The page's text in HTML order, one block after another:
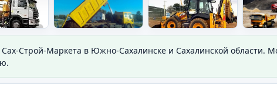
Строй-Маркета в Южно-Сахалинске и Сахалинской